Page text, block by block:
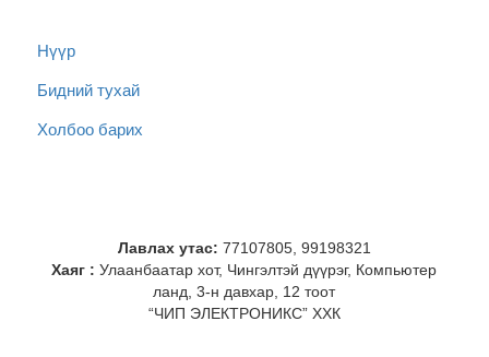
Нүүр
Бидний тухай
Холбоо барих
Лавлах утас: 77107805, 99198321
Хаяг : Улаанбаатар хот, Чингэлтэй дүүрэг, Компьютер
ланд, 3-н давхар, 12 тоот
“ЧИП ЭЛЕКТРОНИКС” ХХК